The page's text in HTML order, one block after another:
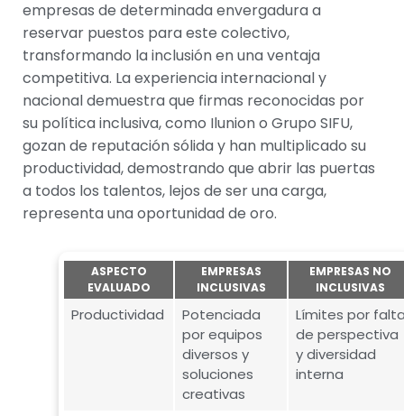
empresas de determinada envergadura a
reservar puestos para este colectivo,
transformando la inclusión en una ventaja
competitiva. La experiencia internacional y
nacional demuestra que firmas reconocidas por
su política inclusiva, como Ilunion o Grupo SIFU,
gozan de reputación sólida y han multiplicado su
productividad, demostrando que abrir las puertas
a todos los talentos, lejos de ser una carga,
representa una oportunidad de oro.
ASPECTO
EVALUADO
EMPRESAS
INCLUSIVAS
EMPRESAS NO
INCLUSIVAS
Productividad
Potenciada
por equipos
diversos y
soluciones
creativas
Límites por
de perspectiva
y diversidad
interna